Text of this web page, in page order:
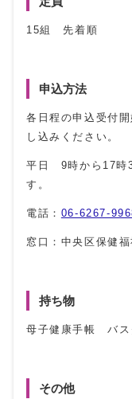
15組 先着順
申込方法
各日程の申込受付
し込みください。
平日 9時から17時
す。
電話： 06-6267-
窓口：中央区保健
持ち物
母子健康手帳 バス
その他